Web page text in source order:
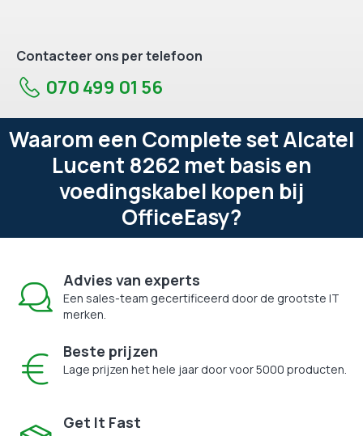
Contacteer ons per telefoon
070 499 01 56
Waarom een Complete set Alcatel
Lucent 8262 met basis en
voedingskabel kopen bij
OfficeEasy?
Advies van experts
Een sales-team gecertificeerd door de grootste IT
merken.
Beste prijzen
Lage prijzen het hele jaar door voor 5000 producten.
Get It Fast